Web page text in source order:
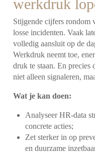
werkdruk
Stijgende cijfers rondom
losse incidenten. Vaak
volledig aansluit op de
Werkdruk neemt toe,
druk te staan. En
niet alleen signaleren,
Wat je kan doen:
Analyseer HR-data
concrete acties;
Zet sterker in op
en duurzame